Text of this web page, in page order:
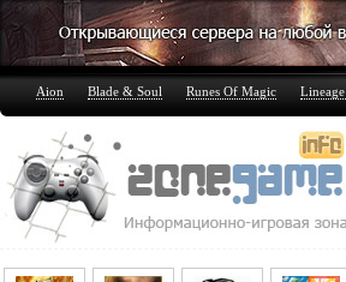
Aion Blade & Soul Runes Of Magic